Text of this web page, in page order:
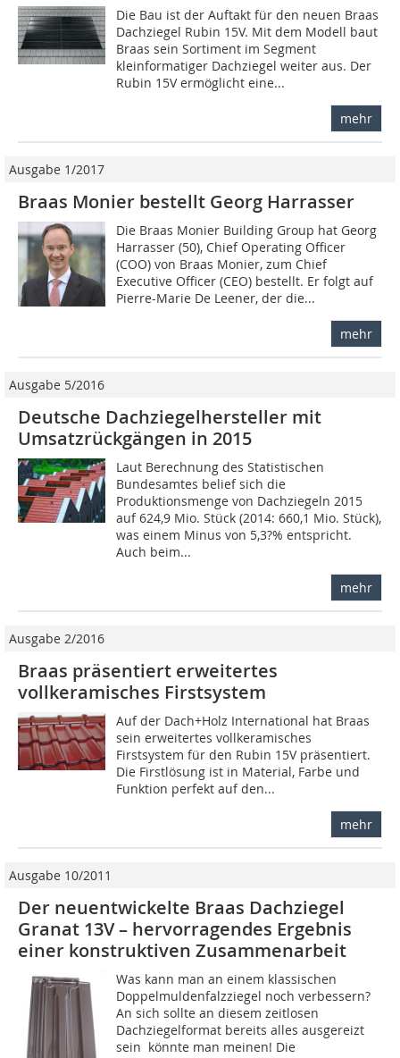
Die Bau ist der Auftakt für den neuen Braas
Dachziegel Rubin 15V. Mit dem Modell baut
Braas sein Sortiment im Segment
kleinformatiger Dachziegel weiter aus. Der
Rubin 15V ermöglicht eine...
mehr
Ausgabe 1/2017
Braas Monier bestellt Georg Harrasser
Die Braas Monier Building Group hat Georg
Harrasser (50), Chief Operating Officer
(COO) von Braas Monier, zum Chief
Executive Officer (CEO) bestellt. Er folgt auf
Pierre-Marie De Leener, der die...
mehr
Ausgabe 5/2016
Deutsche Dachziegelhersteller mit
Umsatzrückgängen in 2015
Laut Berechnung des Statistischen
Bundesamtes belief sich die
Produktionsmenge von Dachziegeln 2015
auf 624,9 Mio. Stück (2014: 660,1 Mio. Stück),
was einem Minus von 5,3?% entspricht.
Auch beim...
mehr
Ausgabe 2/2016
Braas präsentiert erweitertes
vollkeramisches Firstsystem
Auf der Dach+Holz International hat Braas
sein erweitertes vollkeramisches
Firstsystem für den Rubin 15V präsentiert.
Die Firstlösung ist in Material, Farbe und
Funktion perfekt auf den...
mehr
Ausgabe 10/2011
Der neuentwickelte Braas Dachziegel
Granat 13V – hervorragendes Ergebnis
einer konstruktiven Zusammenarbeit
Was kann man an einem klassischen
Doppelmuldenfalzziegel no­ch verbessern?
An sich sollte an diesem zeitlosen
Dachziegelformat bereits alles ausgereizt
sein  könnte man meinen! Die